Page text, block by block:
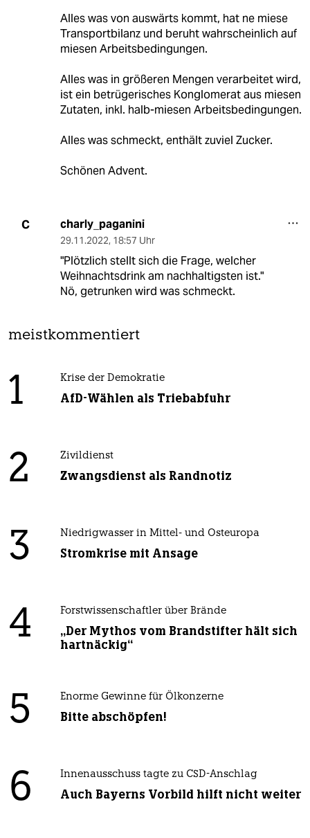
Alles was von auswärts kommt, hat ne miese
Transportbilanz und beruht wahrscheinlich auf
miesen Arbeitsbedingungen.
Alles was in größeren Mengen verarbeitet wird,
ist ein betrügerisches Konglomerat aus miesen
Zutaten, inkl. halb-miesen Arbeitsbedingungen.
Alles was schmeckt, enthält zuviel Zucker.
Schönen Advent.
C charly_paganini
29.11.2022, 18:57 Uhr
"Plötzlich stellt sich die Frage, welcher
Weihnachtsdrink am nachhaltigsten ist."
Nö, getrunken wird was schmeckt.
meistkommentiert
1 Krise der Demokratie
AfD-Wählen als Triebabfuhr
2 Zivildienst
Zwangsdienst als Randnotiz
3 Niedrigwasser in Mittel- und Osteuropa
Stromkrise mit Ansage
4 Forstwissenschaftler über Brände
„Der Mythos vom Brandstifter hält sich
hartnäckig“
5 Enorme Gewinne für Ölkonzerne
Bitte abschöpfen!
6 Innenausschuss tagte zu CSD-Anschlag
Auch Bayerns Vorbild hilft nicht weiter